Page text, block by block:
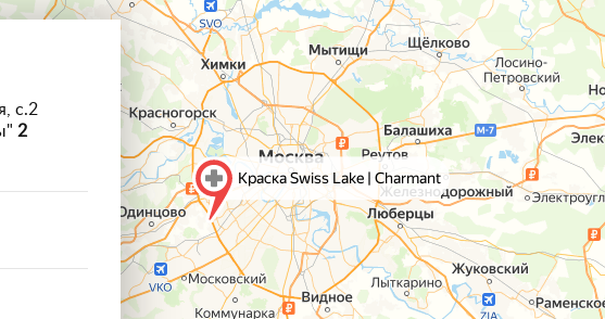
с.2
2